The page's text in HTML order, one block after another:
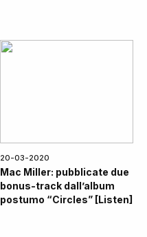
20-03-2020
Mac Miller: pubblicate due
bonus-track dall’album
postumo “Circles” [Listen]